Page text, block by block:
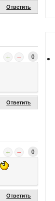
Ответить
0
Ответить
0
Ответить